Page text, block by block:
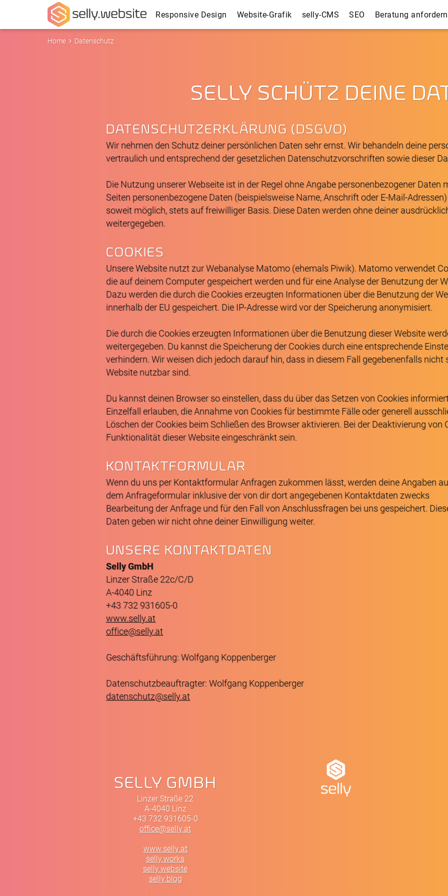
Responsive Design Website-Grafik selly-CMS SEO Beratung
Home Datenschutz
SELLY SCHÜTZ DEINE
DATENSCHUTZERKLÄRUNG (DSGVO)
Wir nehmen den Schutz deiner persönlichen Daten sehr ernst. Wir behandeln deine
vertraulich und entsprechend der gesetzlichen Datenschutzvorschriften sowie dieser
Die Nutzung unserer Webseite ist in der Regel ohne Angabe personenbezogener Daten
Seiten personenbezogene Daten (beispielsweise Name, Anschrift oder E-Mail-
soweit möglich, stets auf freiwilliger Basis. Diese Daten werden ohne deiner
weitergegeben.
COOKIES
Unsere Website nutzt zur Webanalyse Matomo (ehemals Piwik). Matomo verwendet
die auf deinem Computer gespeichert werden und für eine Analyse der Benutzung der
Dazu werden die durch die Cookies erzeugten Informationen über die Benutzung der
innerhalb der EU gespeichert. Die IP-Adresse wird vor der Speicherung anonymisiert.
Die durch die Cookies erzeugten Informationen über die Benutzung dieser Website
weitergegeben. Du kannst die Speicherung der Cookies durch eine entsprechende
verhindern. Wir weisen dich jedoch darauf hin, dass in diesem Fall gegebenenfalls
Website nutzbar sind.
Du kannst deinen Browser so einstellen, dass du über das Setzen von Cookies
Einzelfall erlauben, die Annahme von Cookies für bestimmte Fälle oder generell
Löschen der Cookies beim Schließen des Browser aktivieren. Bei der Deaktivierung von
Funktionalität dieser Website eingeschränkt sein.
KONTAKTFORMULAR
Wenn du uns per Kontaktformular Anfragen zukommen lässt, werden deine Angaben
dem Anfrageformular inklusive der von dir dort angegebenen Kontaktdaten zwecks
Bearbeitung der Anfrage und für den Fall von Anschlussfragen bei uns gespeichert.
Daten geben wir nicht ohne deiner Einwilligung weiter.
UNSERE KONTAKTDATEN
Selly GmbH
Linzer Straße 22c/C/D
A-4040 Linz
+43 732 931605-0
www.selly.at
office@selly.at
Geschäftsführung: Wolfgang Koppenberger
Datenschutzbeauftragter: Wolfgang Koppenberger
datenschutz@selly.at
SELLY GMBH
Linzer Straße 22
A-4040 Linz
+43 732 931605-0
office@selly.at
www.selly.at
selly.works
selly.website
selly.blog